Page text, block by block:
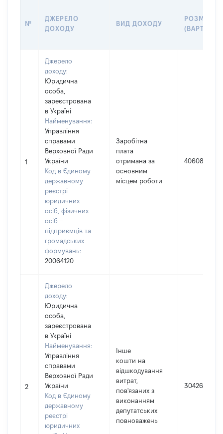
№
ДЖЕРЕЛО
ДОХОДУ
ВИД ДОХОДУ
РОЗМІР
(ВАРТІСТЬ)
1
Джерело
доходу:
Юридична
особа,
зареєстрована
в Україні
Найменування:
Управління
справами
Верховної Ради
України
Код в Єдиному
державному
реєстрі
юридичних
осіб, фізичних
осіб –
підприємців та
громадських
формувань:
20064120
Заробітна
плата
отримана за
основним
місцем роботи
406084
2
Джерело
доходу:
Юридична
особа,
зареєстрована
в Україні
Найменування:
Управління
справами
Верховної Ради
України
Код в Єдиному
державному
реєстрі
юридичних
Інше
кошти на
відшкодування
витрат,
пов'язаних з
виконанням
депутатських
повноважень
304262